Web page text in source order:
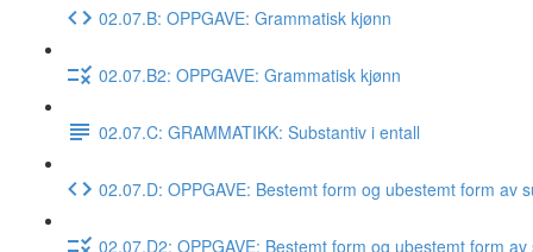
02.07.B: OPPGAVE: Grammatisk kjønn
02.07.B2: OPPGAVE: Grammatisk kjønn
02.07.C: GRAMMATIKK: Substantiv i entall
02.07.D: OPPGAVE: Bestemt form og ubestemt form av
02.07.D2: OPPGAVE: Bestemt form og ubestemt form av